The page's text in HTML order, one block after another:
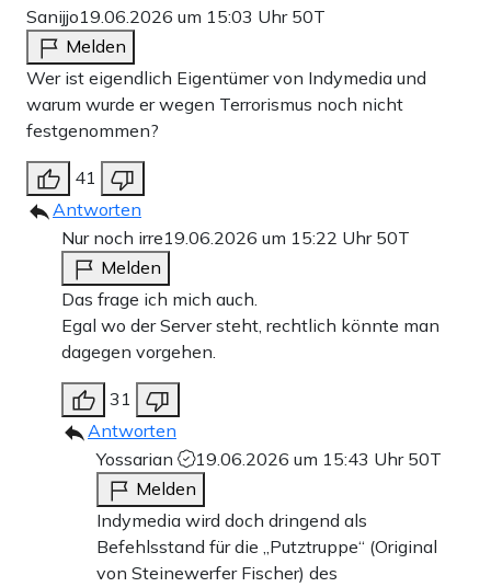
Sanijjo19.06.2026 um 15:03 Uhr 50T
Melden
Wer ist eigendlich Eigentümer von Indymedia und
warum wurde er wegen Terrorismus noch nicht
festgenommen?
41
Antworten
Nur noch irre19.06.2026 um 15:22 Uhr 50T
Melden
Das frage ich mich auch.
Egal wo der Server steht, rechtlich könnte man
dagegen vorgehen.
31
Antworten
Yossarian
19.06.2026 um 15:43 Uhr 50T
Melden
Indymedia wird doch dringend als
Befehlsstand für die „Putztruppe“ (Original
von Steinewerfer Fischer) des